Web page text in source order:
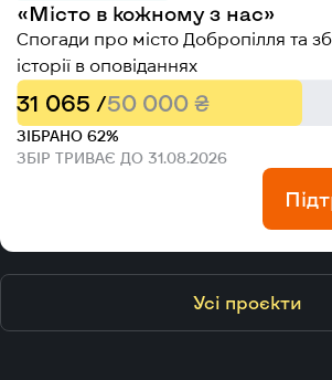
«Місто в кожному з нас»
Спогади про місто Добропілля та
історії в оповіданнях
31 065 /50 000 ₴
ЗІБРАНО 62%
ЗБІР ТРИВАЄ ДО 31.08.2026
Усі проєкти